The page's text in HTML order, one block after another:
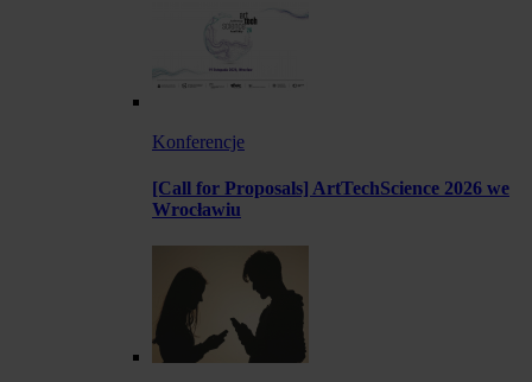
Konferencje
[Call for Proposals] ArtTechScience 2026 we
Wrocławiu